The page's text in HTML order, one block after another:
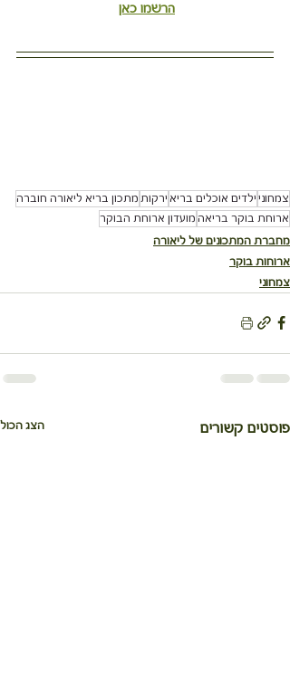
הרשמו כאן
צמחוני ילדים אוכלים בריא ירקות מתכון בריא ליאורה חוברה
ארוחת בוקר בריאה מועדון ארוחת הבוקר
מחברת המתכונים של ליאורה
ארוחות בוקר
צמחוני
פוסטים קשורים הצג הכול